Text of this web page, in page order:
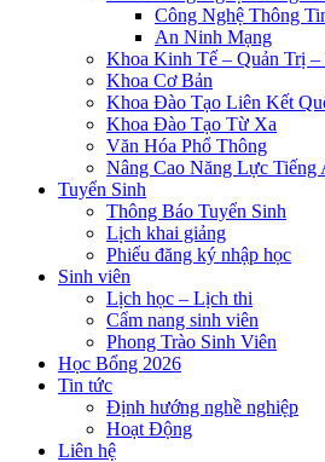
Công Nghệ Thông
An Ninh Mạng
Khoa Kinh Tế – Quản Trị
Khoa Cơ Bản
Khoa Đào Tạo Liên Kết
Khoa Đào Tạo Từ Xa
Văn Hóa Phổ Thông
Nâng Cao Năng Lực Tiếng
Tuyển Sinh
Thông Báo Tuyển Sinh
Lịch khai giảng
Phiếu đăng ký nhập học
Sinh viên
Lịch học – Lịch thi
Cẩm nang sinh viên
Phong Trào Sinh Viên
Học Bổng 2026
Tin tức
Định hướng nghề nghiệp
Hoạt Động
Liên hệ